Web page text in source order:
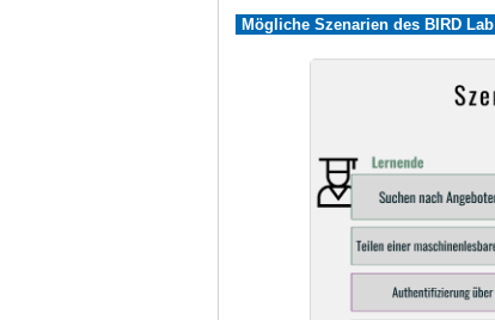
Mögliche Szenarien des BIRD Lab